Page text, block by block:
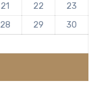
21 22
23
28 29
30